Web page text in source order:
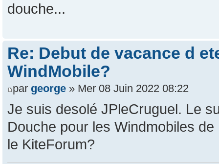
douche...
Re: Debut de vacance d
WindMobile?
par george » Mer 08 Juin 2022 08:22
Je suis desolé JPleCruguel. Le
Douche pour les Windmobiles
le KiteForum?